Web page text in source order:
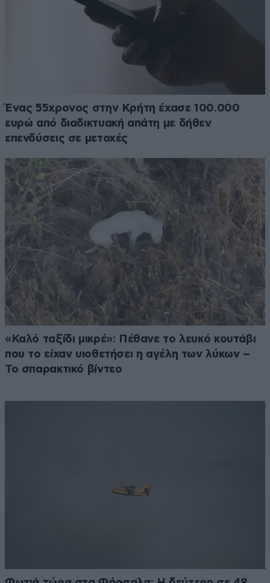
Ένας 55χρονος στην Κρήτη έχασε 100.000
ευρώ από διαδικτυακή απάτη με δήθεν
επενδύσεις σε μετοχές
«Καλό ταξίδι μικρέ»: Πέθανε το λευκό κουτάβι
που το είχαν υιοθετήσει η αγέλη των λύκων –
Το σπαρακτικό βίντεο